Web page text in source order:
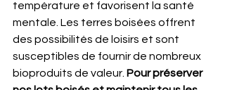
température et favorisent la santé
mentale. Les terres boisées offrent
des possibilités de loisirs et sont
susceptibles de fournir de nombreux
bioproduits de valeur. Pour préserver